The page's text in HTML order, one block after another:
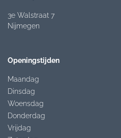
3e Walstraat 7
Nijmegen
Openingstijden
Maandag
Dinsdag
Woensdag
Donderdag
Vrijdag